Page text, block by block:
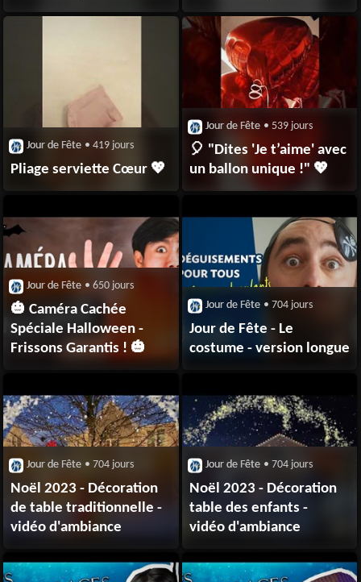
Jour de Fête • 419 jours
Pliage serviette Cœur 💖
Jour de Fête • 539 jours
🎈 "Dites 'Je t’aime' avec
un ballon unique !" 💖
Jour de Fête • 650 jours
🎃 Caméra Cachée
Spéciale Halloween -
Frissons Garantis ! 🎃
Jour de Fête • 704 jours
Jour de Fête - Le
costume - version longue
Jour de Fête • 704 jours
Noël 2023 - Décoration
de table traditionnelle -
vidéo d'ambiance
Jour de Fête • 704 jours
Noël 2023 - Décoration
table des enfants -
vidéo d'ambiance